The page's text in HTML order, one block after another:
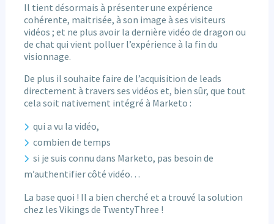
Il tient désormais à présenter une expérience
cohérente, maitrisée, à son image à ses visiteurs
vidéos ; et ne plus avoir la dernière vidéo de dragon ou
de chat qui vient polluer l’expérience à la fin du
visionnage.
De plus il souhaite faire de l’acquisition de leads
directement à travers ses vidéos et, bien sûr, que tout
cela soit nativement intégré à Marketo :
qui a vu la vidéo,
combien de temps
si je suis connu dans Marketo, pas besoin de
m’authentifier côté vidéo…
La base quoi ! Il a bien cherché et a trouvé la solution
chez les Vikings de TwentyThree !